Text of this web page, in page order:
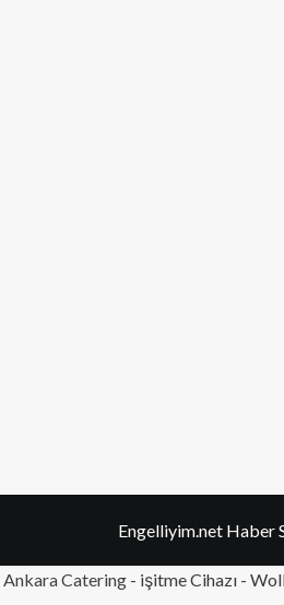
Engelliyim.net Haber
Ankara Catering - işitme Cihazı -